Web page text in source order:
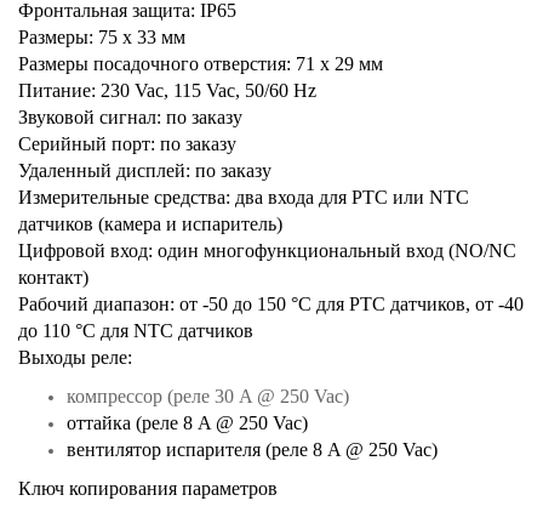
Фронтальная защита: IP65
Размеры: 75 x 33 мм
Размеры посадочного отверстия: 71 x 29 мм
Питание: 230 Vac, 115 Vac, 50/60 Hz
Звуковой сигнал: по заказу
Серийный порт: по заказу
Удаленный дисплей: по заказу
Измерительные средства: два входа для PTC или NTC
датчиков (камера и испаритель)
Цифровой вход: один многофункциональный вход (NO/NC
контакт)
Рабочий диапазон: от -50 до 150 °C для PTC датчиков, от -40
до 110 °C для NTC датчиков
Выходы реле:
компрессор (реле 30 A @ 250 Vac)
оттайка (реле 8 A @ 250 Vac)
вентилятор испарителя (реле 8 A @ 250 Vac)
Ключ копирования параметров